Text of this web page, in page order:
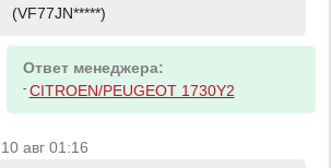
(VF77JN*****)
Ответ менеджера:
- CITROEN/PEUGEOT 1730Y2
10 авг 01:16